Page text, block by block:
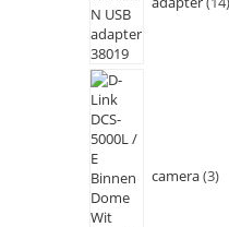
camera 3